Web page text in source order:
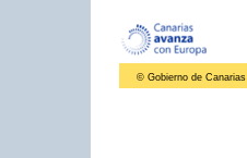
© Gobierno de Canarias